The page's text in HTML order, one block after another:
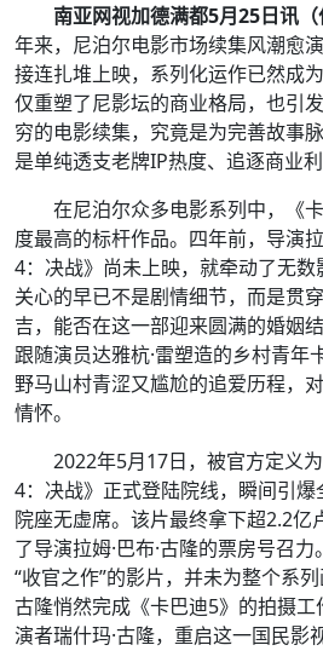
南亚网视加德满都5月25日讯（
年来，尼泊尔电影市场续集风潮愈
接连扎堆上映，系列化运作已然成
仅重塑了尼影坛的商业格局，也引
穷的电影续集，究竟是为完善故事
是单纯透支老牌IP热度、追逐商业利
在尼泊尔众多电影系列中，《
度最高的标杆作品。四年前，导演
4：决战》尚未上映，就牵动了无
关心的早已不是剧情细节，而是贯
吉，能否在这一部迎来圆满的婚姻
跟随演员达雅杭·雷塑造的乡村青年
野马山村青涩又尴尬的追爱历程，
情怀。
2022年5月17日，被官方定义
4：决战》正式登陆院线，瞬间引
院座无虚席。该片最终拿下超2.2亿
了导演拉姆·巴布·古隆的票房号召
“收官之作”的影片，并未为整个系
古隆悄然完成《卡巴迪5》的拍摄
演者瑞什玛·古隆，重启这一国民影